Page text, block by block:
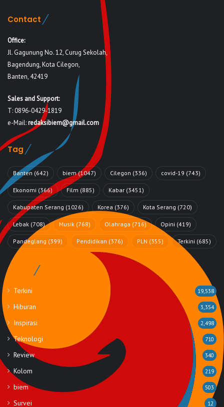
Contact
Office:
Jl. Gagunung No. 12, Curug Sekolah,
Bagendung, Kota Cilegon,
Banten, 42419
Sales and Support:
T: 0896-0429-1819
e-Mail:redaksibiem@gmail.com
Tag
Banten (642) biem(1047) Cilegon (336) covid-19 (743)
Ekonomi (366) Film (885) Kabar (3451)
Kabupaten Serang (1026) Korea (376) Kota Serang (720)
Lebak (708) Musik (768) Olahraga (716) Opini (419)
Pandeglang (399) Pendidikan (376) PLN (355) Terkini (685)
Rubrik
Terkini 19,538
Hiburan 3,354
Inspirasi 2,498
Teknologi 710
Review 340
Kolom 219
biem 503
Survei 12